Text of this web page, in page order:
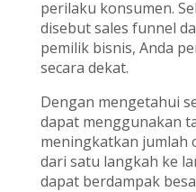
perilaku konsumen.
disebut sales funnel
pemilik bisnis, Anda
secara dekat.
Dengan mengetahui
dapat menggunakan
meningkatkan jumlah
dari satu langkah ke
dapat berdampak